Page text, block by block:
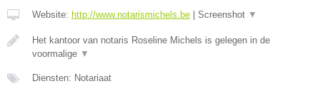
Website: http://www.notarismichels.be | Screenshot ▼
Het kantoor van notaris Roseline Michels is gelegen in de
voormalige ▼
Diensten: Notariaat